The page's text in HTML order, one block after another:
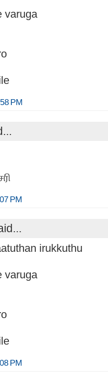
varuga
PM
PM
irukkuthu
varuga
PM